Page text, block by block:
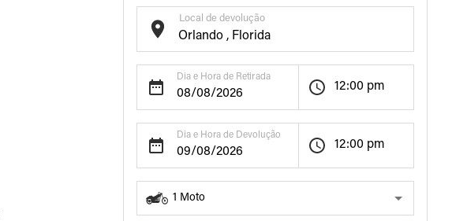
Local de devolução
Dia e Hora de Retirada
12:00 pm
Dia e Hora de Devolução
12:00 pm
1 Moto